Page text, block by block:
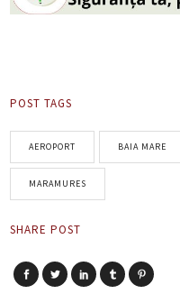
POST TAGS
AEROPORT BAIA MARE
MARAMURES
SHARE POST